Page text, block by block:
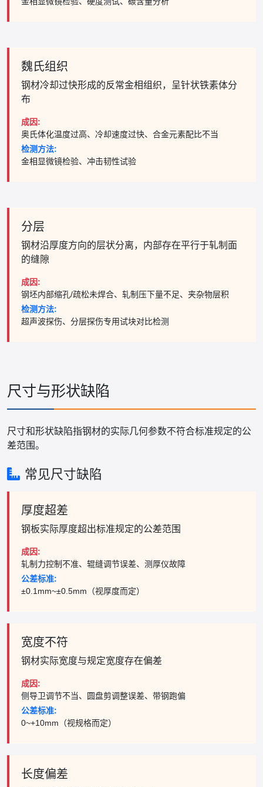
魏氏组织
钢材冷却过快形成的反常金相组织，呈针状铁素体分
布
成因:
奥氏体化温度过高、冷却速度过快、合金元素配比不当
检测方法:
金相显微镜检验、冲击韧性试验
分层
钢材沿厚度方向的层状分离，内部存在平行于轧制面
的缝隙
成因:
钢坯内部缩孔/疏松未焊合、轧制压下量不足、夹杂物层积
检测方法:
超声波探伤、分层探伤专用试块对比检测
尺寸与形状缺陷
尺寸和形状缺陷指钢材的实际几何参数不符合标准规定的公
差范围。
常见尺寸缺陷
厚度超差
钢板实际厚度超出标准规定的公差范围
成因:
轧制力控制不准、辊缝调节误差、测厚仪故障
公差标准:
±0.1mm~±0.5mm（视厚度而定）
宽度不符
钢材实际宽度与规定宽度存在偏差
成因:
侧导卫调节不当、圆盘剪调整误差、带钢跑偏
公差标准:
0~+10mm（视规格而定）
长度偏差